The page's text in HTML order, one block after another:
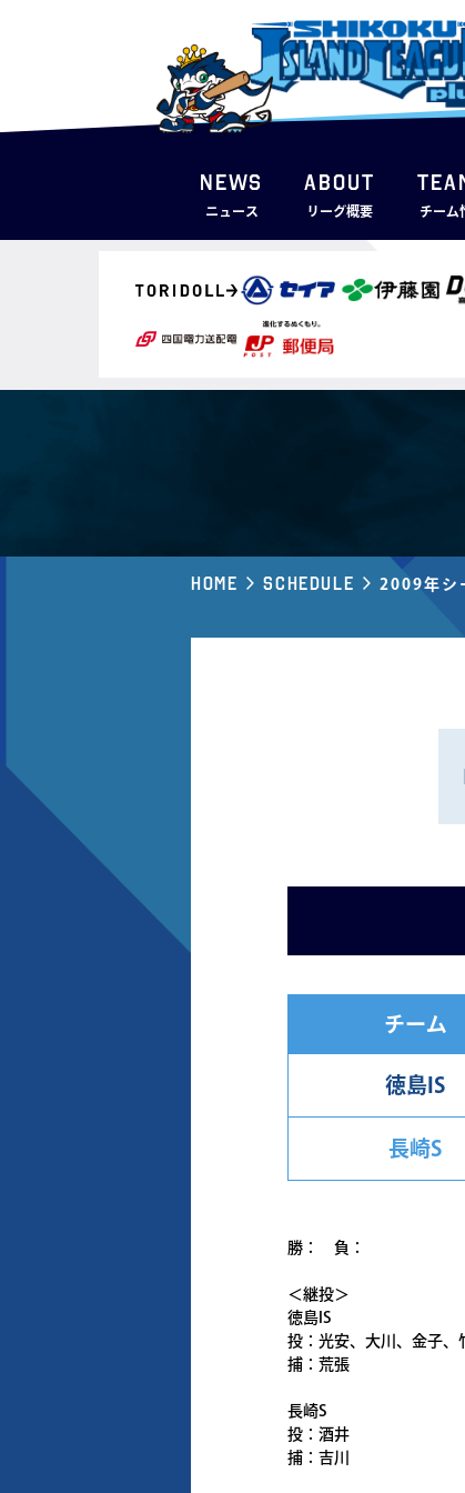
NEWS
ニュース
ABOUT
リーグ概要 チーム
Home Schedule 2009年シ
チーム
徳島IS
長崎S
勝： 負：
＜継投＞
徳島IS
投：光安、大川、金子、
捕：荒張
長崎S
投：酒井
捕：吉川